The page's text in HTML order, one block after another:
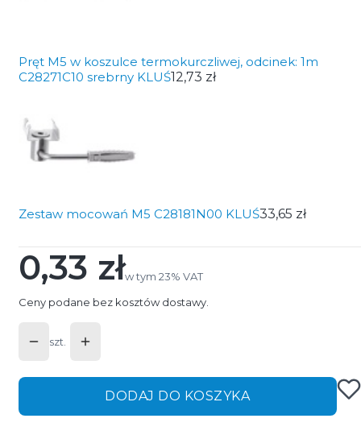
Pręt M5 w koszulce termokurczliwej, odcinek: 1m
C28271C10 srebrny KLUŚ12,73 zł
Zestaw mocowań M5 C28181N00 KLUŚ33,65 zł
Cena
0,33 złw tym 23% VAT
w tym 23% VAT
Ceny podane bez kosztów dostawy.
szt.
DODAJ DO KOSZYKA